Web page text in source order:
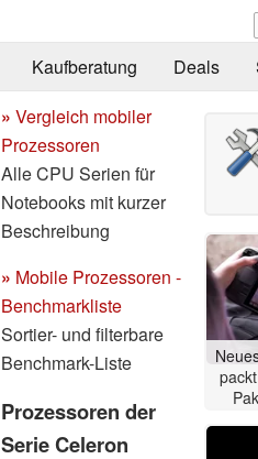
Kaufberatung Deals
» Vergleich mobiler
Prozessoren
Alle CPU Serien für
Notebooks mit kurzer
Beschreibung
» Mobile Prozessoren -
Benchmarkliste
Sortier- und filterbare
Benchmark-Liste
Prozessoren der
Serie Celeron